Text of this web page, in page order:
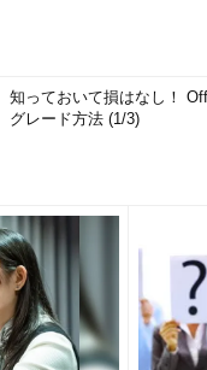
知っておいて損はなし！
グレード方法 (1/3)